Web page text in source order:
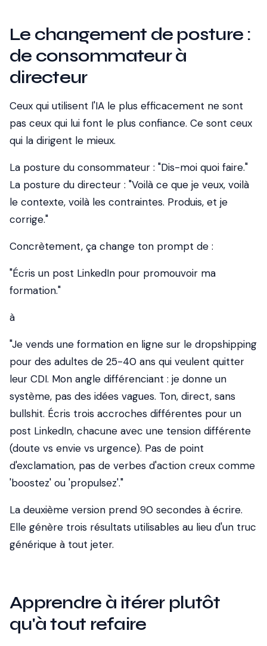
Le changement de posture :
de consommateur à
directeur
Ceux qui utilisent l'IA le plus efficacement ne sont
pas ceux qui lui font le plus confiance. Ce sont ceux
qui la dirigent le mieux.
La posture du consommateur : "Dis-moi quoi faire."
La posture du directeur : "Voilà ce que je veux, voilà
le contexte, voilà les contraintes. Produis, et je
corrige."
Concrètement, ça change ton prompt de :
"Écris un post LinkedIn pour promouvoir ma
formation."
à
"Je vends une formation en ligne sur le dropshipping
pour des adultes de 25-40 ans qui veulent quitter
leur CDI. Mon angle différenciant : je donne un
système, pas des idées vagues. Ton, direct, sans
bullshit. Écris trois accroches différentes pour un
post LinkedIn, chacune avec une tension différente
(doute vs envie vs urgence). Pas de point
d'exclamation, pas de verbes d'action creux comme
'boostez' ou 'propulsez'."
La deuxième version prend 90 secondes à écrire.
Elle génère trois résultats utilisables au lieu d'un truc
générique à tout jeter.
Apprendre à itérer plutôt
qu'à tout refaire